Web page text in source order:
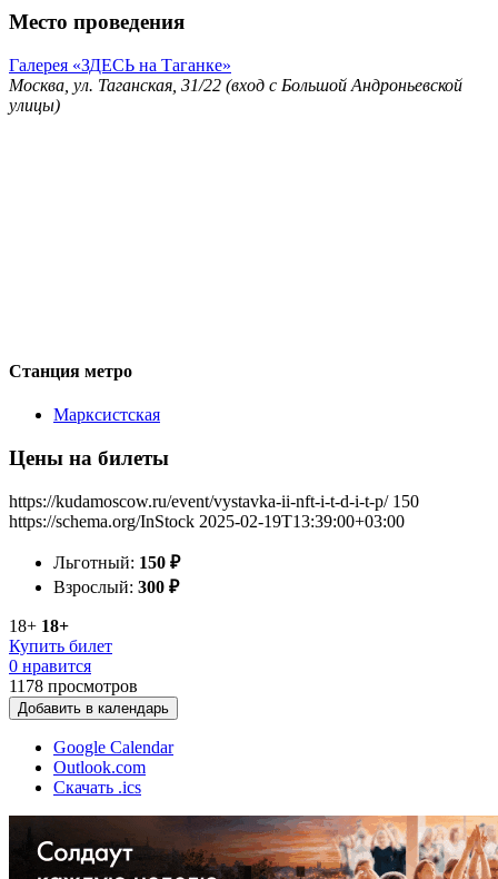
Место проведения
Галерея «ЗДЕСЬ на Таганке»
Москва, ул. Таганская, 31/22 (вход с Большой Андроньевской
улицы)
Станция метро
Марксистская
Цены на билеты
https://kudamoscow.ru/event/vystavka-ii-nft-i-t-d-i-t-p/ 150
https://schema.org/InStock 2025-02-19T13:39:00+03:00
Льготный: 150 ₽
Взрослый: 300 ₽
18+ 18+
Купить билет
0 нравится
1178 просмотров
Добавить в календарь
Google Calendar
Outlook.com
Скачать .ics